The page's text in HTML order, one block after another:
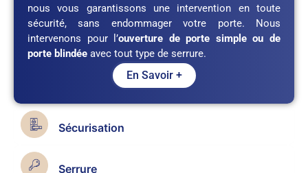
nous vous garantissons une intervention en toute
sécurité, sans endommager votre porte. Nous
intervenons pour l’ouverture de porte simple ou de
porte blindée avec tout type de serrure.
En Savoir +
Sécurisation
Serrure